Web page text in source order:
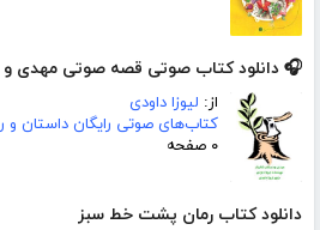
🎧 دانلود کتاب صوتی قصه صوتی مهدی و
از: لیوزا داودی
کتاب‌های صوتی رایگان داستان و
۰ صفحه
دانلود کتاب رمان پشت خط سبز